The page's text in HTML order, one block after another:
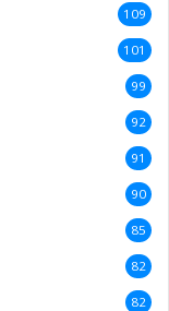
109
101
99
92
91
90
85
82
82